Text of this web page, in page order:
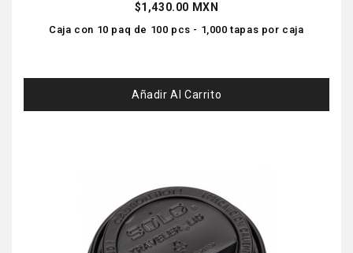
$1,430.00 MXN
Caja con 10 paq de 100 pcs - 1,000 tapas por caja
Añadir Al Carrito